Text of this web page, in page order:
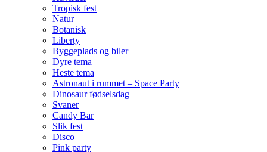
Tropisk fest
Natur
Botanisk
Liberty
Byggeplads og biler
Dyre tema
Heste tema
Astronaut i rummet – Space Party
Dinosaur fødselsdag
Svaner
Candy Bar
Slik fest
Disco
Pink party